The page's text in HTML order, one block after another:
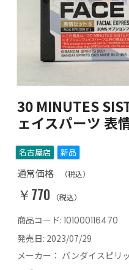
30 MINUTES
ェイスパーツ 表
名古屋店 新品
通常価格 （税込）
￥770 （税込）
商品コード: 101000116470
発売日: 2023/07/29
メーカー： バンダイスピリ